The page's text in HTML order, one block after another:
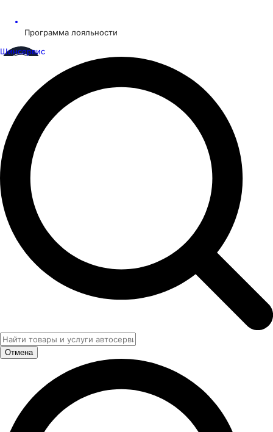
Программа лояльности
Шинсервис
Отмена